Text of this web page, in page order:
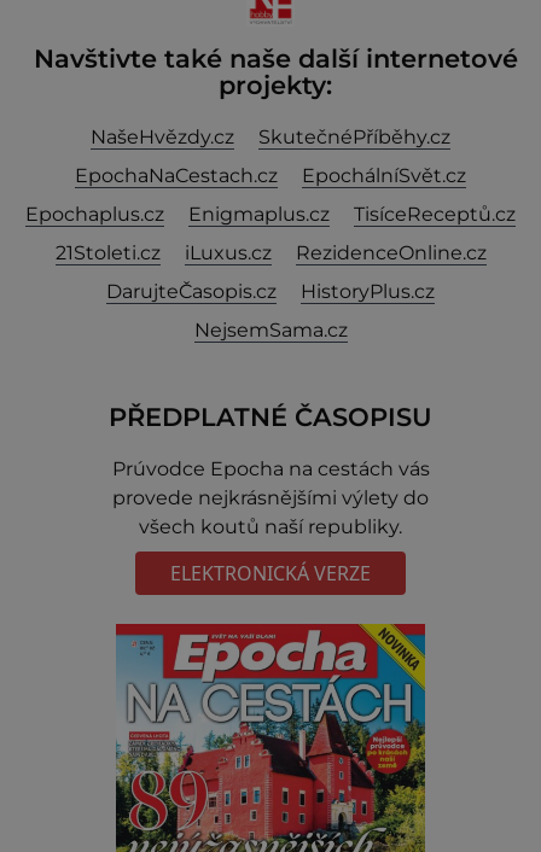
Navštivte také naše další internetové
projekty:
NašeHvězdy.cz
SkutečnéPříběhy.cz
EpochaNaCestach.cz
EpochálníSvět.cz
Epochaplus.cz
Enigmaplus.cz
TisíceReceptů.cz
21Stoleti.cz
iLuxus.cz
RezidenceOnline.cz
DarujteČasopis.cz
HistoryPlus.cz
NejsemSama.cz
PŘEDPLATNÉ ČASOPISU
Prúvodce Epocha na cestách vás
provede nejkrásnějšími výlety do
všech koutů naší republiky.
ELEKTRONICKÁ VERZE